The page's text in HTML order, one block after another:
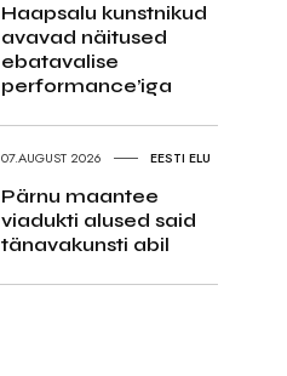
Haapsalu kunstnikud
avavad näitused
ebatavalise
performance’iga
07.AUGUST 2026 EESTI ELU
Pärnu maantee
viadukti alused said
tänavakunsti abil